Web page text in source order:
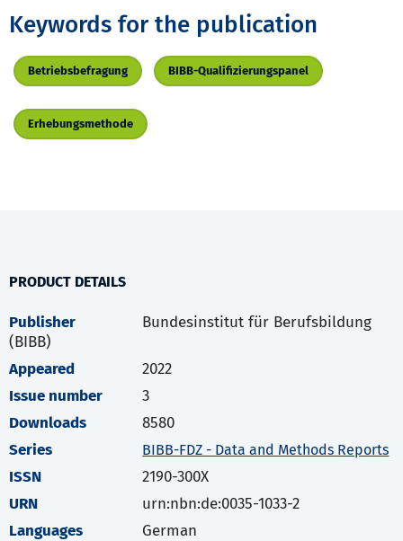
Keywords for the publication
Betriebsbefragung BIBB-Qualifizierungspanel
Erhebungsmethode
PRODUCT DETAILS
Publisher
Bundesinstitut für Berufsbildung
(BIBB)
Appeared
2022
Issue number
3
Downloads
8580
Series
BIBB-FDZ - Data and Methods Reports
ISSN
2190-300X
URN
urn:nbn:de:0035-1033-2
Languages
German